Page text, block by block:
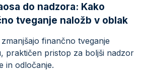
do nadzora: Kako
tveganje naložb v oblak
finančno tveganje
praktičen pristop za boljši nadzor
in odločanje.